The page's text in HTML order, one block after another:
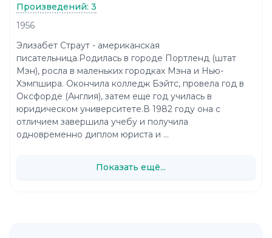
Произведений: 3
1956
Элизабет Страут - американская
писательница.Родилась в городе Портленд (штат
Мэн), росла в маленьких городках Мэна и Нью-
Хэмпшира. Окончила колледж Бэйтс, провела год в
Оксфорде (Англия), затем еще год училась в
юридическом университете.В 1982 году она с
отличием завершила учебу и получила
одновременно диплом юриста и ...
Показать ещё...